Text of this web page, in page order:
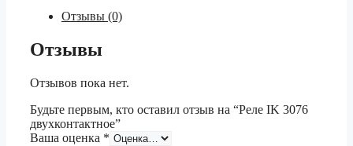
Отзывы (0)
Отзывы
Отзывов пока нет.
Будьте первым, кто оставил отзыв на “Реле IK 3076
двухконтактное”
Ваша оценка *